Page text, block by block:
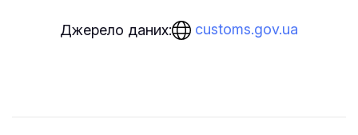
Джерело даних: customs.gov.ua